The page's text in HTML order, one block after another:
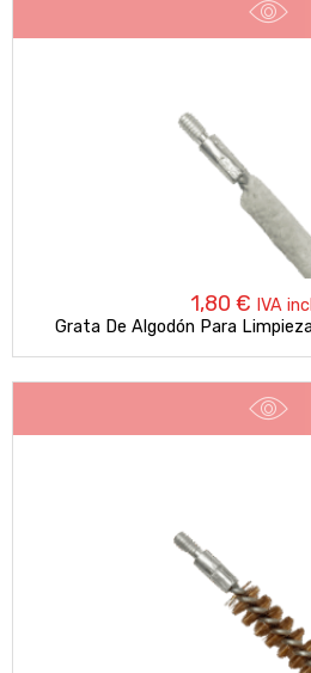
1,80 € IVA
Grata De Algodón Para